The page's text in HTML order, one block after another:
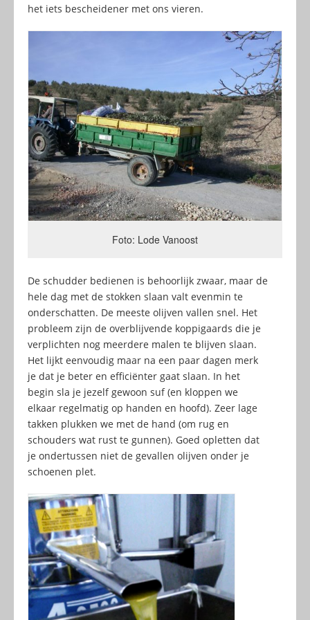
het iets bescheidener met ons vieren.
Foto: Lode Vanoost
De schudder bedienen is behoorlijk zwaar, maar de
hele dag met de stokken slaan valt evenmin te
onderschatten. De meeste olijven vallen snel. Het
probleem zijn de overblijvende koppigaards die je
verplichten nog meerdere malen te blijven slaan.
Het lijkt eenvoudig maar na een paar dagen merk
je dat je beter en efficiënter gaat slaan. In het
begin sla je jezelf gewoon suf (en kloppen we
elkaar regelmatig op handen en hoofd). Zeer lage
takken plukken we met de hand (om rug en
schouders wat rust te gunnen). Goed opletten dat
je ondertussen niet de gevallen olijven onder je
schoenen plet.